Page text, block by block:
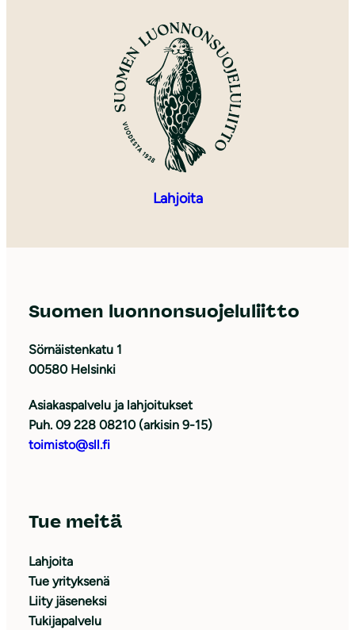
Lahjoita
Suomen luonnonsuojeluliitto
Sörnäistenkatu 1
00580 Helsinki
Asiakaspalvelu ja lahjoitukset
Puh. 09 228 08210 (arkisin 9-15)
toimisto@sll.fi
Tue meitä
Lahjoita
Tue yrityksenä
Liity jäseneksi
Tukijapalvelu